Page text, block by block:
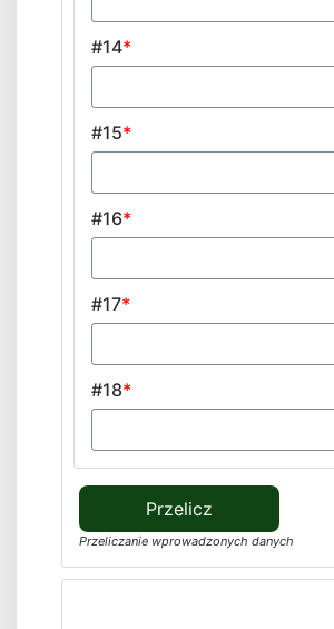
#14*
#15*
#16*
#17*
#18*
Przeliczanie wprowadzonych danych